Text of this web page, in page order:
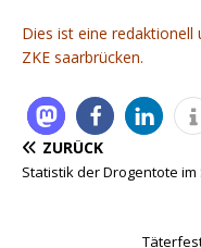
Dies ist eine
ZKE saarbrücken.
ZURÜCK
Statistik der Drogentote im